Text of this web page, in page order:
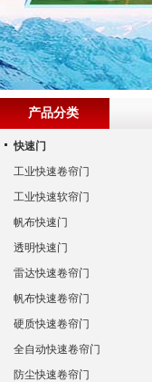
产品分类
快速门
工业快速卷帘门
工业快速软帘门
帆布快速门
透明快速门
雷达快速卷帘门
帆布快速卷帘门
硬质快速卷帘门
全自动快速卷帘门
防尘快速卷帘门